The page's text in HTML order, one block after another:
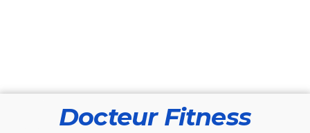
Docteur Fitness